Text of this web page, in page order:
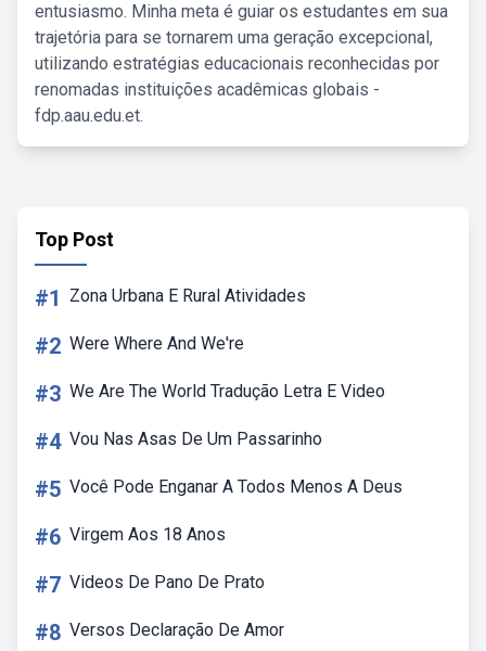
entusiasmo. Minha meta é guiar os estudantes em sua
trajetória para se tornarem uma geração excepcional,
utilizando estratégias educacionais reconhecidas por
renomadas instituições acadêmicas globais -
fdp.aau.edu.et.
Top Post
#1 Zona Urbana E Rural Atividades
#2 Were Where And We're
#3 We Are The World Tradução Letra E Video
#4 Vou Nas Asas De Um Passarinho
#5 Você Pode Enganar A Todos Menos A Deus
#6 Virgem Aos 18 Anos
#7 Videos De Pano De Prato
#8 Versos Declaração De Amor